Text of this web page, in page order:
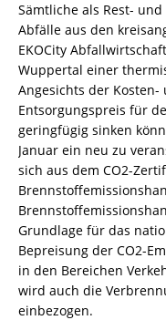
Sämtliche als Rest-
Abfälle aus den
EKOCity
Wuppertal einer
Angesichts der
Entsorgungspreis für
geringfügig sinken
Januar ein neu zu
sich aus dem CO2-
Grundlage für das
Bepreisung der CO2-
in den Bereichen
wird auch die
einbezogen.